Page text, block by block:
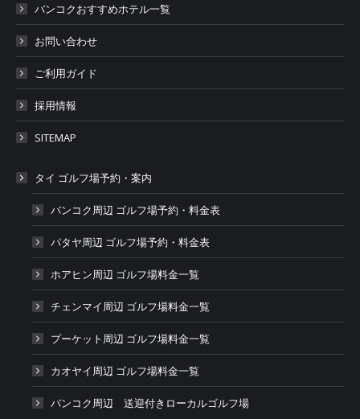
バンコクおすすめホテル一覧
お問い合わせ
ご利用ガイド
採用情報
SITEMAP
タイ ゴルフ場予約・案内
バンコク周辺 ゴルフ場予約・料金表
パタヤ周辺 ゴルフ場予約・料金表
ホアヒン周辺 ゴルフ場料金一覧
チェンマイ周辺 ゴルフ場料金一覧
プーケット周辺 ゴルフ場料金一覧
カオヤイ周辺 ゴルフ場料金一覧
バンコク周辺 送迎付きローカルゴルフ場